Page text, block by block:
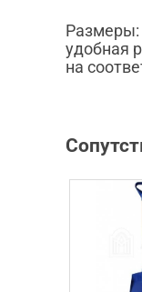
Размеры:
удобная
на